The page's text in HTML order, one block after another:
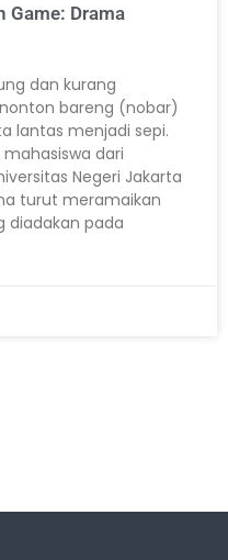
Game: Drama
dan kurang
bareng (nobar)
lantas menjadi sepi.
dari
Negeri Jakarta
turut meramaikan
diadakan pada